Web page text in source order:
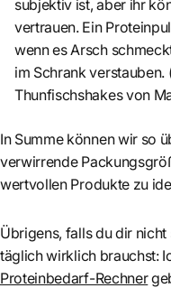
subjektiv ist, aber ihr
vertrauen. Ein
wenn es Arsch
im Schrank verstauben.
Thunfischshakes von
In Summe können wir so
verwirrende
wertvollen Produkte zu
Übrigens, falls du dir
täglich wirklich brauchst:
Proteinbedarf-Rechner